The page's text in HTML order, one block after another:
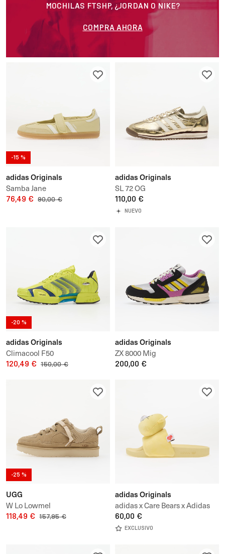
-15 %
adidas Originals
Samba Jane
76,49 € 90,00 €
adidas Originals
SL 72 OG
110,00 €
NUEVO
-20 %
adidas Originals
Climacool F50
120,49 € 150,00 €
adidas Originals
ZX 8000 Mig
200,00 €
-25 %
UGG
W Lo Lowmel
118,49 € 157,95 €
adidas Originals
adidas x Care Bears x Adidas
Adilette Slides
60,00 €
EXCLUSIVO
MOCHILAS FTSHP, ¿JORDAN O NIKE?
COMPRA AHORA